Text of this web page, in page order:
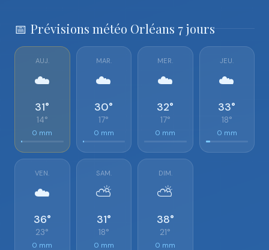
📅 Prévisions météo Orléans 7 jours
AUJ.
☁️
31°
14°
0 mm
MAR.
☁️
30°
17°
0 mm
MER.
☁️
32°
17°
0 mm
JEU.
☁️
33°
18°
0 mm
VEN.
☁️
36°
23°
0 mm
SAM.
⛅
31°
18°
0 mm
DIM.
⛅
38°
21°
0 mm